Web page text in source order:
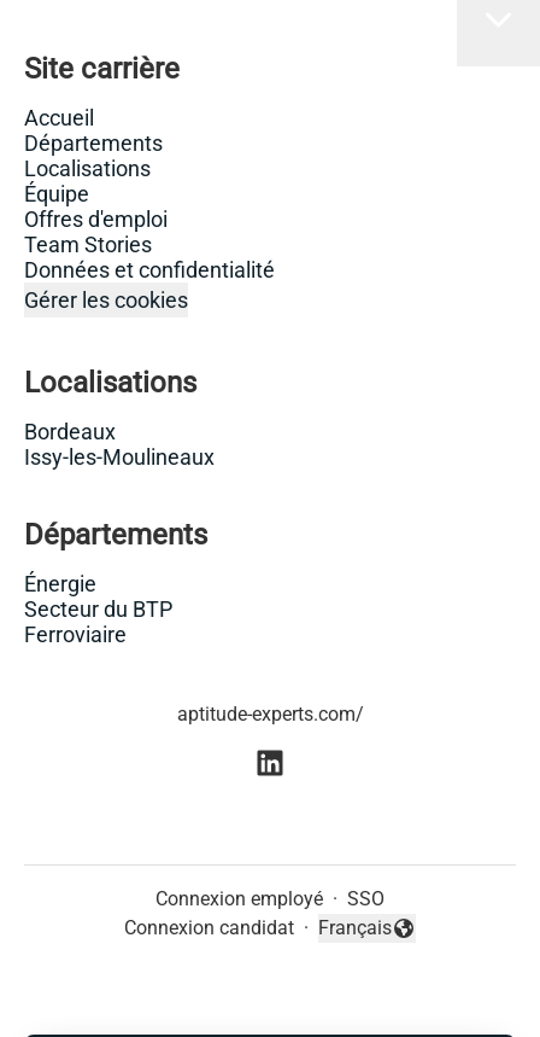
Site carrière
Accueil
Départements
Localisations
Équipe
Offres d'emploi
Team Stories
Données et confidentialité
Gérer les cookies
Localisations
Bordeaux
Issy-les-Moulineaux
Départements
Énergie
Secteur du BTP
Ferroviaire
aptitude-experts.com/
Connexion employé · SSO
Connexion candidat ·
Changer la langue
Français